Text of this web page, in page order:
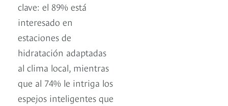
clave: el 89% está
interesado en
estaciones de
hidratación adaptadas
al clima local, mientras
que al 74% le intriga los
espejos inteligentes que